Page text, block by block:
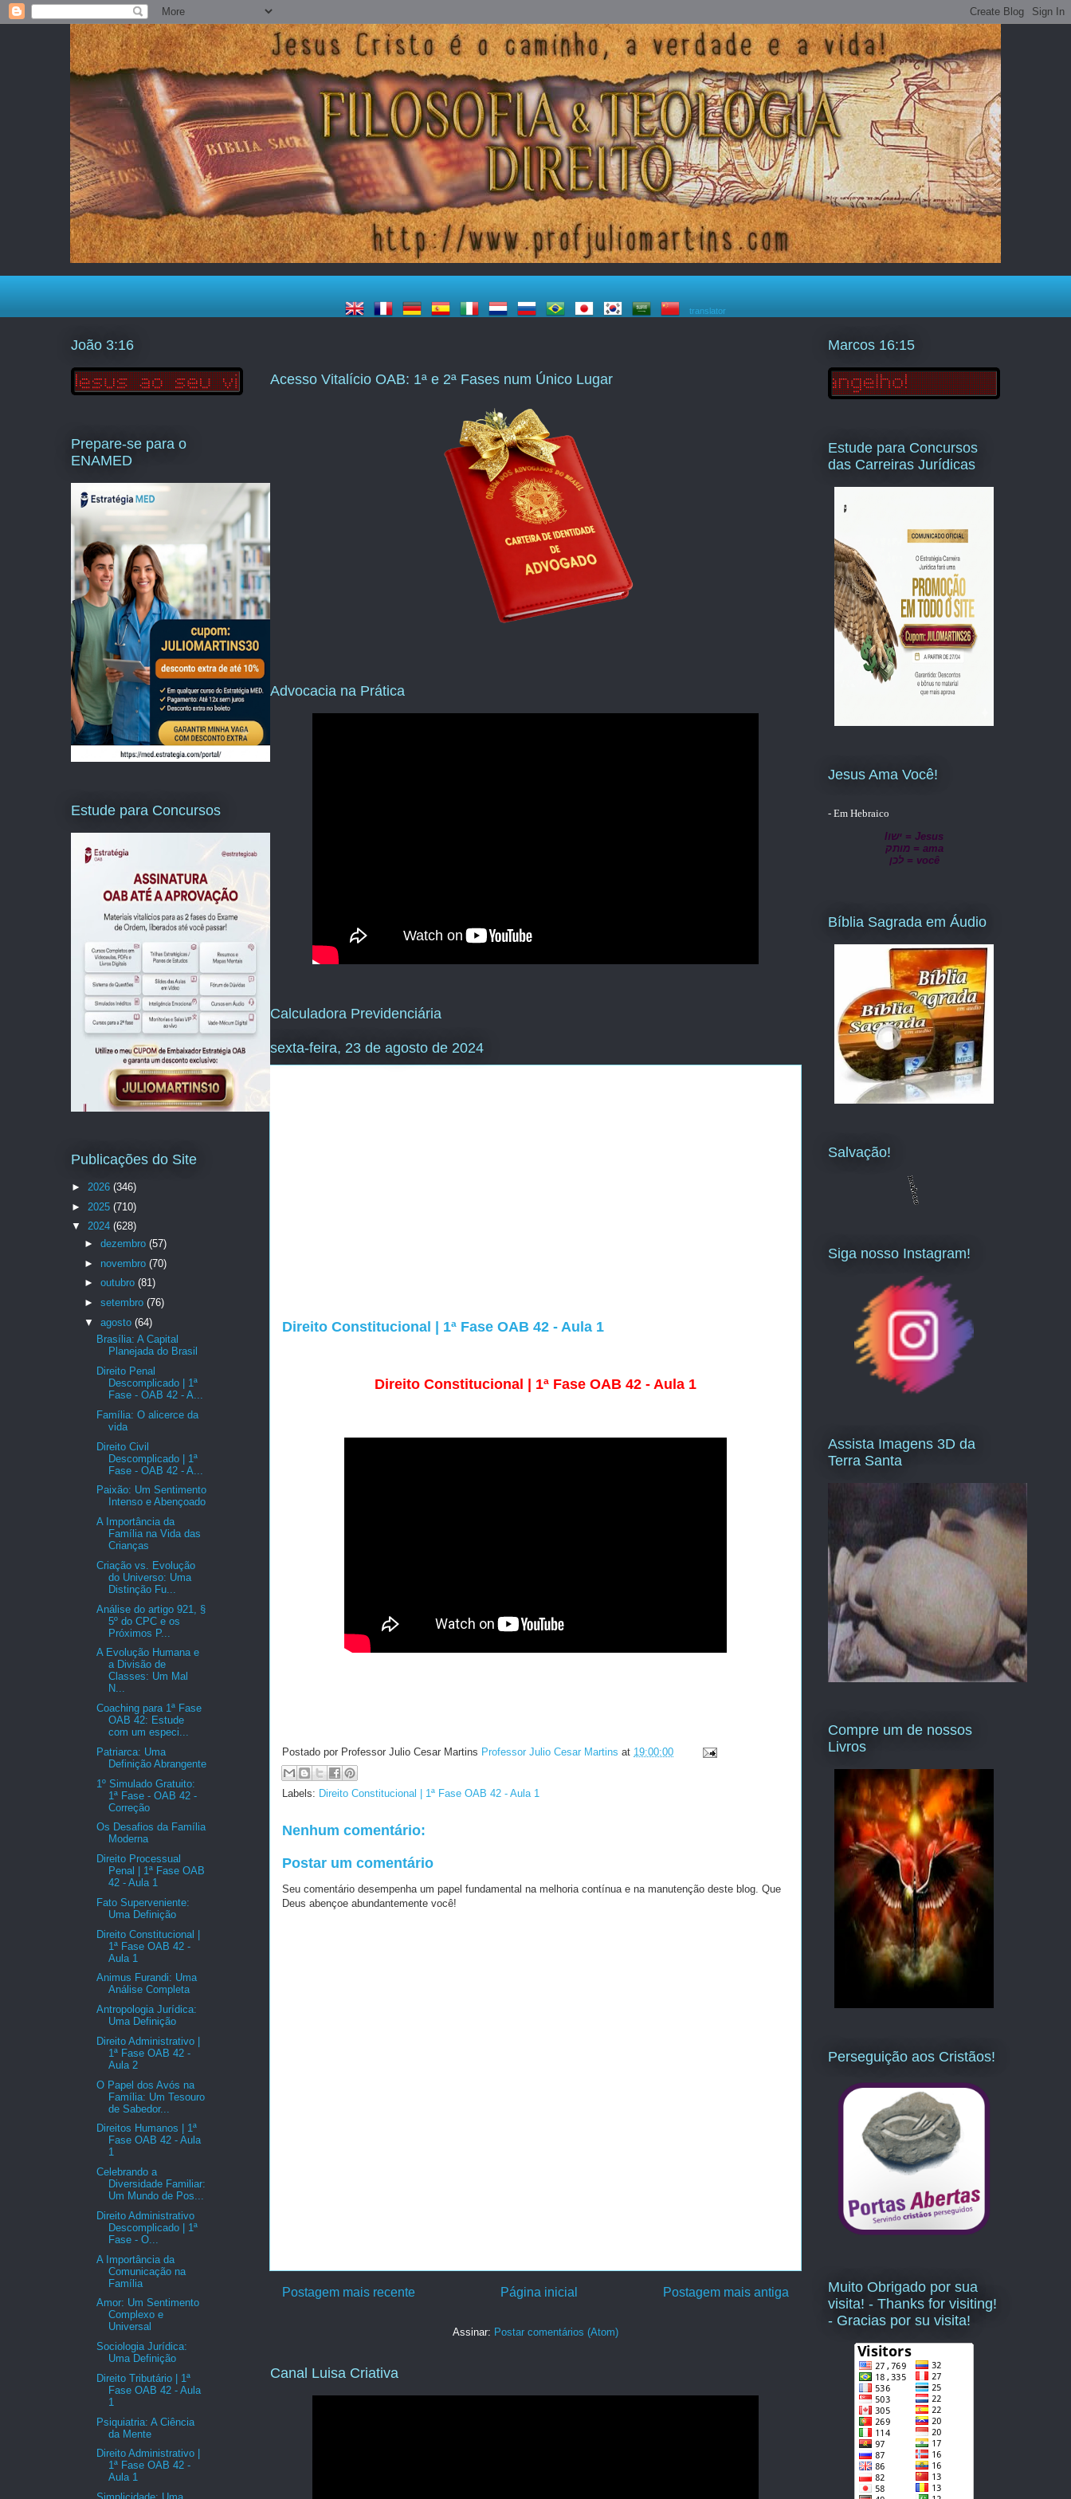
translator
Acesso Vitalício OAB: 1ª e 2ª Fases num Único Lugar
Advocacia na Prática
Calculadora Previdenciária
sexta-feira, 23 de agosto de 2024
Direito Constitucional | 1ª Fase OAB 42 - Aula 1
Direito Constitucional | 1ª Fase OAB 42 - Aula 1
Postado por Professor Julio Cesar Martins Professor Julio Cesar Martins at 19:00:00
Labels: Direito Constitucional | 1ª Fase OAB 42 - Aula 1
Nenhum comentário:
Postar um comentário
Seu comentário desempenha um papel fundamental na melhoria contínua e na manutenção deste blog. Que
Deus abençoe abundantemente você!
Postagem mais recente Postagem mais antiga
Página inicial
Assinar: Postar comentários (Atom)
Canal Luisa Criativa
João 3:16
Prepare-se para o
ENAMED
Estude para Concursos
Publicações do Site
► 2026 (346)
► 2025 (710)
▼ 2024 (628)
► dezembro (57)
► novembro (70)
► outubro (81)
► setembro (76)
▼ agosto (64)
Brasília: A Capital
Planejada do Brasil
Direito Penal
Descomplicado | 1ª
Fase - OAB 42 - A...
Família: O alicerce da
vida
Direito Civil
Descomplicado | 1ª
Fase - OAB 42 - A...
Paixão: Um Sentimento
Intenso e Abençoado
A Importância da
Família na Vida das
Crianças
Criação vs. Evolução
do Universo: Uma
Distinção Fu...
Análise do artigo 921, §
5º do CPC e os
Próximos P...
A Evolução Humana e
a Divisão de
Classes: Um Mal
N...
Coaching para 1ª Fase
OAB 42: Estude
com um especi...
Patriarca: Uma
Definição Abrangente
1º Simulado Gratuito:
1ª Fase - OAB 42 -
Correção
Os Desafios da Família
Moderna
Direito Processual
Penal | 1ª Fase OAB
42 - Aula 1
Fato Superveniente:
Uma Definição
Direito Constitucional |
1ª Fase OAB 42 -
Aula 1
Animus Furandi: Uma
Análise Completa
Antropologia Jurídica:
Uma Definição
Direito Administrativo |
1ª Fase OAB 42 -
Aula 2
O Papel dos Avós na
Família: Um Tesouro
de Sabedor...
Direitos Humanos | 1ª
Fase OAB 42 - Aula
1
Celebrando a
Diversidade Familiar:
Um Mundo de Pos...
Direito Administrativo
Descomplicado | 1ª
Fase - O...
A Importância da
Comunicação na
Família
Amor: Um Sentimento
Complexo e
Universal
Sociologia Jurídica:
Uma Definição
Direito Tributário | 1ª
Fase OAB 42 - Aula
1
Psiquiatria: A Ciência
da Mente
Direito Administrativo |
1ª Fase OAB 42 -
Aula 1
Marcos 16:15
Estude para Concursos
das Carreiras Jurídicas
Jesus Ama Você!
- Em Hebraico
lישו = Jesus
מותק = ama
לכן = você
Bíblia Sagrada em Áudio
Salvação!
Siga nosso Instagram!
Assista Imagens 3D da
Terra Santa
Compre um de nossos
Livros
Perseguição aos Cristãos!
Muito Obrigado por sua
visita! - Thanks for visiting!
- Gracias por su visita!